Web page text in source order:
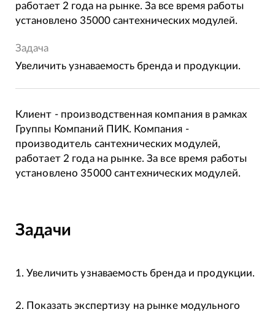
работает 2 года на рынке. За все время работы
установлено 35000 сантехнических модулей.
Задача
Увеличить узнаваемость бренда и продукции.
Клиент - производственная компания в рамках
Группы Компаний ПИК. Компания -
производитель сантехнических модулей,
работает 2 года на рынке. За все время работы
установлено 35000 сантехнических модулей.
Задачи
1. Увеличить узнаваемость бренда и продукции.
2. Показать экспертизу на рынке модульного